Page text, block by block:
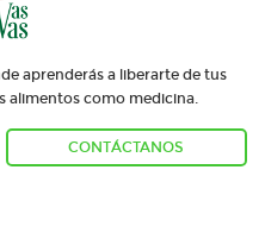
aprenderás a liberarte de tus
alimentos como medicina.
CONTÁCTANOS